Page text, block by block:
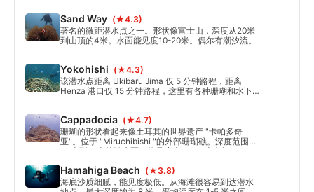
Sand Way (★4.3)
著名的微距潜水点之一。形状像富士山，深度从20米
到山顶的4米。水面能见度10-20米。偶尔有潮汐流。
Yokohishi (★4.3)
该潜水点距离 Ukibaru Jima 仅 5 分钟路程，距离
Henza 港口仅 15 分钟路程，这里有各种珊瑚和水下
景观。主要景点是一个拥有 1000 个标本的大型珊瑚
边。停泊点附近有一个巨大的柱状珊瑚结构。
Cappadocia (★4.7)
珊瑚的形状看起来像土耳其的世界遗产 "卡帕多奇
亚"。位于 "Miruchibishi "的外部珊瑚礁。深度范围从
30米到10米的浅水区。能见度在20-40米之间。
Hamahiga Beach (★3.8)
海底沙质细腻，能见度极低。从海滩很容易到达潜水